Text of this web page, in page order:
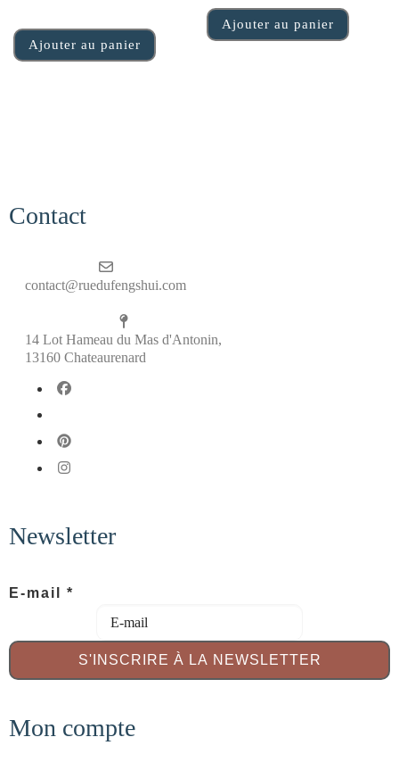
Ajouter au panier
Ajouter au panier
Contact
contact@ruedufengshui.com
14 Lot Hameau du Mas d'Antonin,
13160 Chateaurenard
Newsletter
E-mail *
a
n
-
S'INSCRIRE À LA NEWSLETTER
Mon compte